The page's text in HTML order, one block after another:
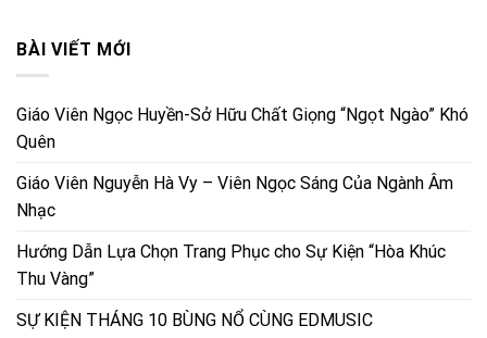
BÀI VIẾT MỚI
Giáo Viên Ngọc Huyền-Sở Hữu Chất Giọng “Ngọt Ngào” Khó
Quên
Giáo Viên Nguyễn Hà Vy – Viên Ngọc Sáng Của Ngành Âm
Nhạc
Hướng Dẫn Lựa Chọn Trang Phục cho Sự Kiện “Hòa Khúc
Thu Vàng”
SỰ KIỆN THÁNG 10 BÙNG NỔ CÙNG EDMUSIC